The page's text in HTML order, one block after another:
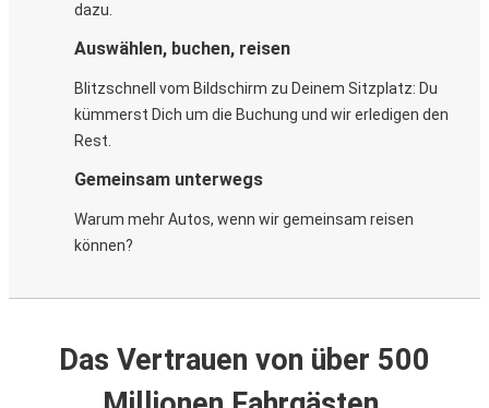
dazu.
Auswählen, buchen, reisen
Blitzschnell vom Bildschirm zu Deinem Sitzplatz: Du
kümmerst Dich um die Buchung und wir erledigen den
Rest.
Gemeinsam unterwegs
Warum mehr Autos, wenn wir gemeinsam reisen
können?
Das Vertrauen von über 500